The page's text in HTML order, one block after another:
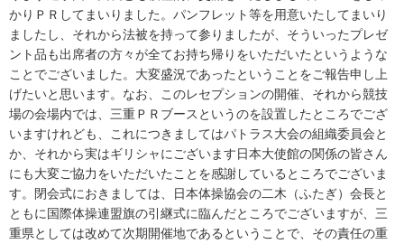
かりＰＲしてまいりました。パンフレット等を用意いたしてまいり
ましたし、それから法被を持って参りましたが、そういったプレゼ
ント品も出席者の方々が全てお持ち帰りをいただいたというような
ことでございました。大変盛況であったということをご報告申し上
げたいと思います。なお、このレセプションの開催、それから競技
場の会場内では、三重ＰＲブースというのを設置したところでござ
いますけれども、これにつきましてはパトラス大会の組織委員会と
か、それから実はギリシャにございます日本大使館の関係の皆さん
にも大変ご協力をいただいたことを感謝しているところでございま
す。閉会式におきましては、日本体操協会の二木（ふたぎ）会長と
ともに国際体操連盟旗の引継式に臨んだところでございますが、三
重県としては改めて次期開催地であるということで、その責任の重